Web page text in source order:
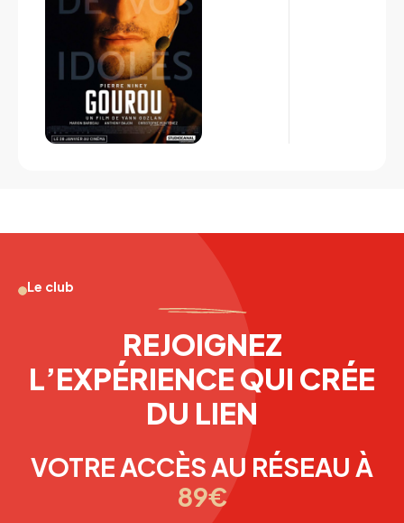
Le club
REJOIGNEZ
L’EXPÉRIENCE QUI CRÉE
DU LIEN
VOTRE ACCÈS AU RÉSEAU À
89€